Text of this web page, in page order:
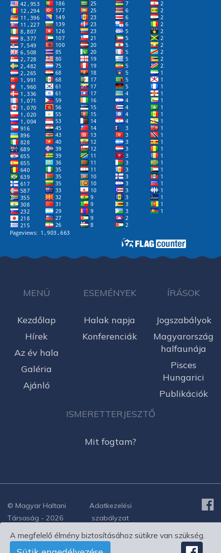
MENÜ
Kezdőlap
Hírek
Az év hala
Galéria
Ajánló
ESEMÉNYEK
Halak napja
Konferenciák
ÍRÁSOK
Jogszabályok
Magyarország
halfaunája
Pisces
Hungarici
Publikációk
ISMERETTERJESZTŐ
Mit fogtam?
© Magyar Haltani
Társaság - 2026
Adatkezelési
szabályzat
A megfelelő élmény biztosításához sütikre van szükség.